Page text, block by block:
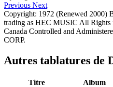
Previous Next
Copyright: 1972 (Renewed
trading as HEC MUSIC All Rights
Canada Controlled and
CORP.
Autres tablatures de
Titre Album